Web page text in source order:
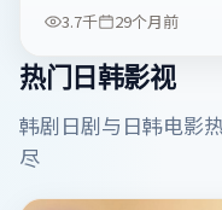
3.7千
29个月前
热门日韩影视
韩剧日剧与日韩电影
尽